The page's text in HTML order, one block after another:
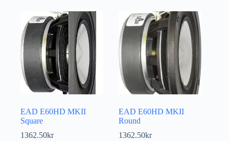
EAD E60HD MKII
Square
1362.50kr
EAD E60HD MKII
Round
1362.50kr